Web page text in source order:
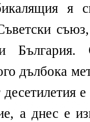
я
дълбока
а днес е